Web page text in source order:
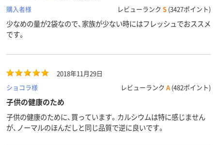
購入者様
レビューランク S (3427ポイント)
少なめの量が2袋なので、家族が少ない時にはフレッシュでおススメ
です。
2018年11月29日
ショコラ様
レビューランク A (482ポイント)
子供の健康のため
子供の健康のために、買っています。カルシウムは特に感じません
が、ノーマルのほんだしと同じ品質で逆に良いです。